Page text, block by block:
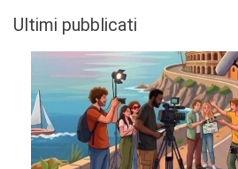
Ultimi pubblicati